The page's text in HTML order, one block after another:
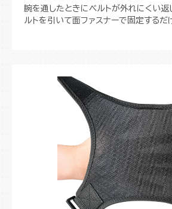
腕を通したときにベルトが外れにくい返
ルトを引いて面ファスナーで固定するだ